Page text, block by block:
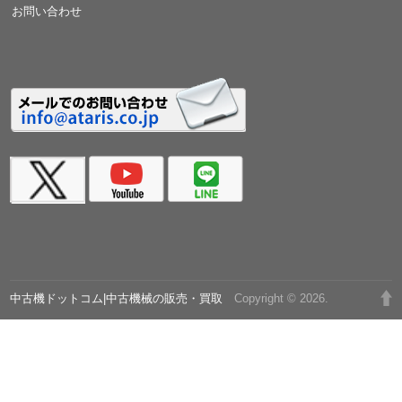
お問い合わせ
中古機ドットコム|中古機械の販売・買取 Copyright © 2026.